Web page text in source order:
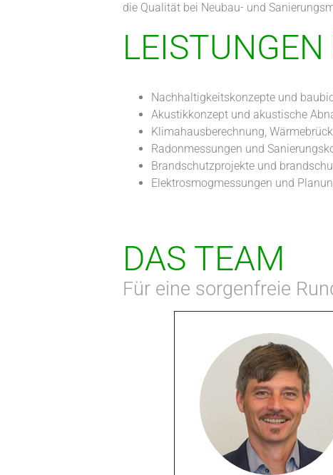
die Qualität bei Neubau- und
Nachhaltigkeitskonzepte und
Akustikkonzept und akustische
Klimahausberechnung,
Radonmessungen und
Brandschutzprojekte und
Elektrosmogmessungen und
DAS TEAM
Für eine sorgenfreie